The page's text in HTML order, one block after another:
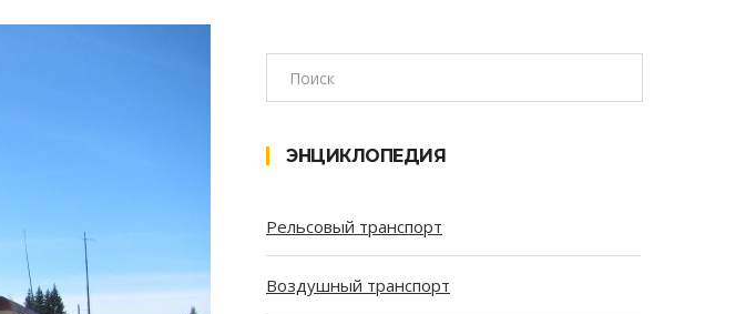
ЭНЦИКЛОПЕДИЯ
Рельсовый транспорт
Воздушный транспорт